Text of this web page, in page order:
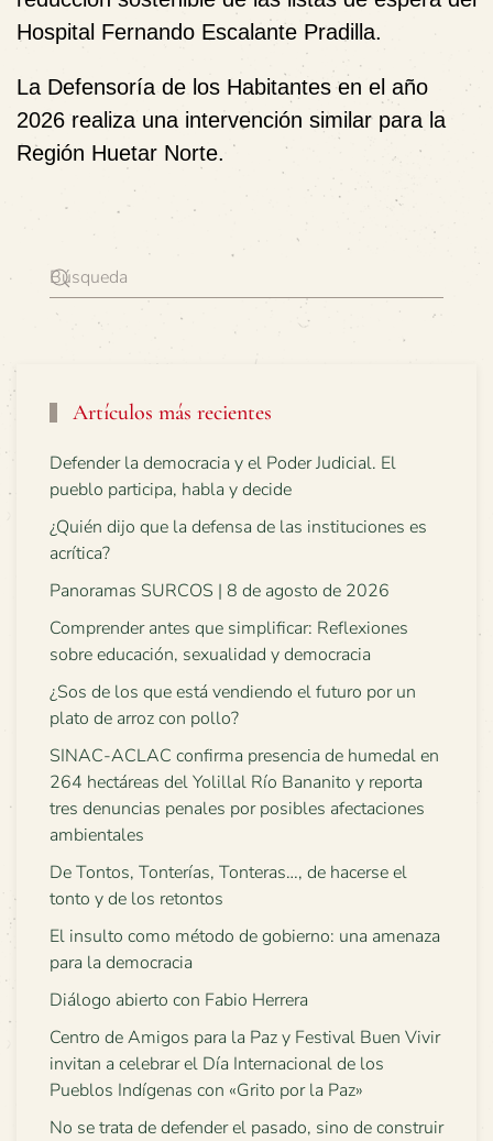
Hospital Fernando Escalante Pradilla.
La Defensoría de los Habitantes en el año
2026 realiza una intervención similar para la
Región Huetar Norte.
Artículos más recientes
Defender la democracia y el Poder Judicial. El
pueblo participa, habla y decide
¿Quién dijo que la defensa de las instituciones es
acrítica?
Panoramas SURCOS | 8 de agosto de 2026
Comprender antes que simplificar: Reflexiones
sobre educación, sexualidad y democracia
¿Sos de los que está vendiendo el futuro por un
plato de arroz con pollo?
SINAC-ACLAC confirma presencia de humedal en
264 hectáreas del Yolillal Río Bananito y reporta
tres denuncias penales por posibles afectaciones
ambientales
De Tontos, Tonterías, Tonteras…, de hacerse el
tonto y de los retontos
El insulto como método de gobierno: una amenaza
para la democracia
Diálogo abierto con Fabio Herrera
Centro de Amigos para la Paz y Festival Buen Vivir
invitan a celebrar el Día Internacional de los
Pueblos Indígenas con «Grito por la Paz»
No se trata de defender el pasado, sino de construir